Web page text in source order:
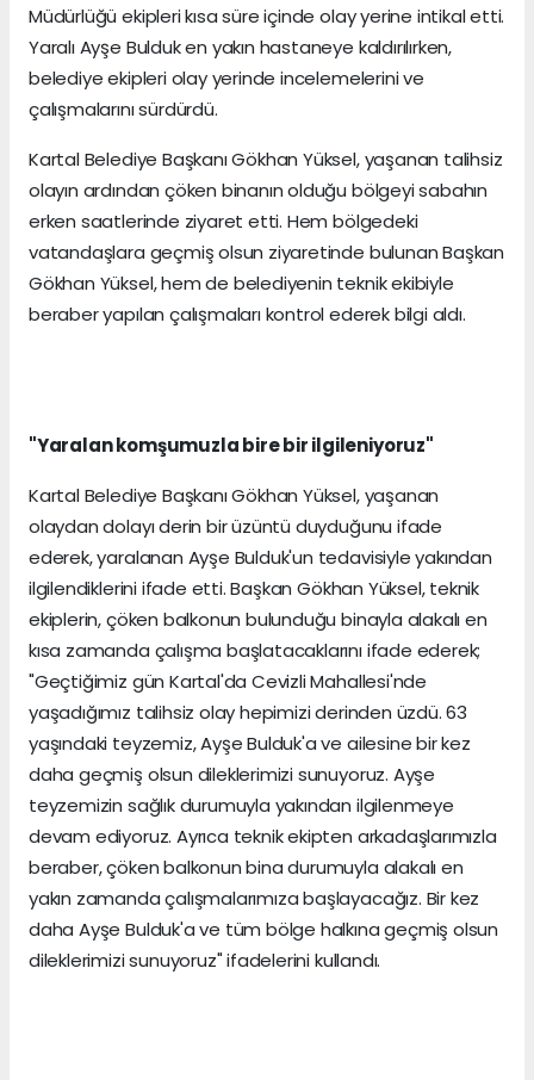
Müdürlüğü ekipleri kısa süre içinde olay yerine intikal etti.
Yaralı Ayşe Bulduk en yakın hastaneye kaldırılırken,
belediye ekipleri olay yerinde incelemelerini ve
çalışmalarını sürdürdü.
Kartal Belediye Başkanı Gökhan Yüksel, yaşanan talihsiz
olayın ardından çöken binanın olduğu bölgeyi sabahın
erken saatlerinde ziyaret etti. Hem bölgedeki
vatandaşlara geçmiş olsun ziyaretinde bulunan Başkan
Gökhan Yüksel, hem de belediyenin teknik ekibiyle
beraber yapılan çalışmaları kontrol ederek bilgi aldı.
"Yaralan komşumuzla bire bir ilgileniyoruz"
Kartal Belediye Başkanı Gökhan Yüksel, yaşanan
olaydan dolayı derin bir üzüntü duyduğunu ifade
ederek, yaralanan Ayşe Bulduk'un tedavisiyle yakından
ilgilendiklerini ifade etti. Başkan Gökhan Yüksel, teknik
ekiplerin, çöken balkonun bulunduğu binayla alakalı en
kısa zamanda çalışma başlatacaklarını ifade ederek;
"Geçtiğimiz gün Kartal'da Cevizli Mahallesi'nde
yaşadığımız talihsiz olay hepimizi derinden üzdü. 63
yaşındaki teyzemiz, Ayşe Bulduk'a ve ailesine bir kez
daha geçmiş olsun dileklerimizi sunuyoruz. Ayşe
teyzemizin sağlık durumuyla yakından ilgilenmeye
devam ediyoruz. Ayrıca teknik ekipten arkadaşlarımızla
beraber, çöken balkonun bina durumuyla alakalı en
yakın zamanda çalışmalarımıza başlayacağız. Bir kez
daha Ayşe Bulduk'a ve tüm bölge halkına geçmiş olsun
dileklerimizi sunuyoruz" ifadelerini kullandı.